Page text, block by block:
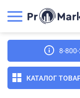
8-
КАТАЛОГ